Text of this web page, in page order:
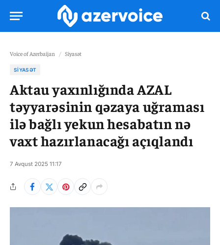
Voice of Azerbaijan / Siyasət
SIYASƏT
Aktau yaxınlığında AZAL
təyyarəsinin qəzaya uğraması
ilə bağlı yekun hesabatın nə
vaxt hazırlanacağı açıqlandı
7 Avqust 2025 11:17